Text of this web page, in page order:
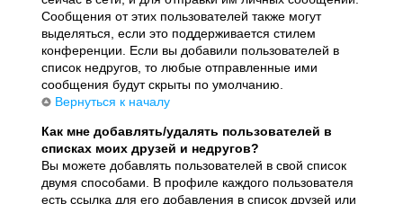
Сообщения от этих пользователей также могут
выделяться, если это поддерживается стилем
конференции. Если вы добавили пользователей в
список недругов, то любые отправленные ими
сообщения будут скрыты по умолчанию.
Вернуться к началу
Как мне добавлять/удалять пользователей в
списках моих друзей и недругов?
Вы можете добавлять пользователей в свой список
двумя способами. В профиле каждого пользователя
есть ссылка для его добавления в список друзей или